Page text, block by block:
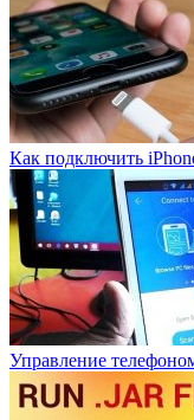
Как подключить
Управление